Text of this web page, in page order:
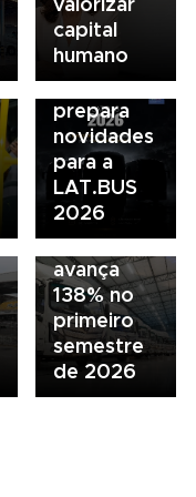
capital
humano
03/08/2026
BUSSCAR
prepara
novidades
para a
LAT.BUS
2026
02/08/2026
Foton
registra
maior
crescimento
da marca
no Brasil e
avança
138% no
primeiro
semestre
de 2026